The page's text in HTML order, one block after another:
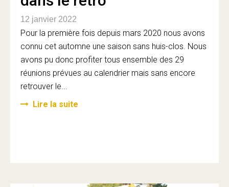
12 janvier 2022
Pour la première fois depuis mars 2020 nous avons
connu cet automne une saison sans huis-clos. Nous
avons pu donc profiter tous ensemble des 29
réunions prévues au calendrier mais sans encore
retrouver le...
Lire la suite